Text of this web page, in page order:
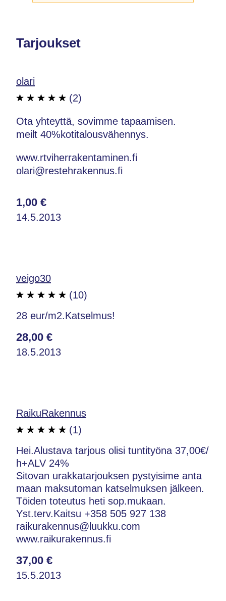
Tarjoukset
olari
(2)
Ota yhteyttä, sovimme tapaamisen.
meilt 40%kotitalousvähennys.
www.rtviherrakentaminen.fi
olari@restehrakennus.fi
1,00 €
14.5.2013
veigo30
(10)
28 eur/m2.Katselmus!
28,00 €
18.5.2013
RaikuRakennus
(1)
Hei.Alustava tarjous olisi tuntityöna 37,00€/
h+ALV 24%
Sitovan urakkatarjouksen pystyisime anta
maan maksutoman katselmuksen jälkeen.
Töiden toteutus heti sop.mukaan.
Yst.terv.Kaitsu +358 505 927 138
raikurakennus@luukku.com
www.raikurakennus.fi
37,00 €
15.5.2013